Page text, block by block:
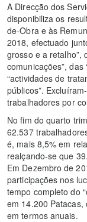
A Direcção dos
disponibiliza os
de-Obra e às
2018, efectuado
grosso e a retalho”,
comunicações”, das
“actividades de
públicos”.
trabalhadores por
No fim do quarto
62.537
é, mais 8,5% em
realçando-se que
Em Dezembro de
participações nos
tempo completo do
em 14.200
em termos anuais.